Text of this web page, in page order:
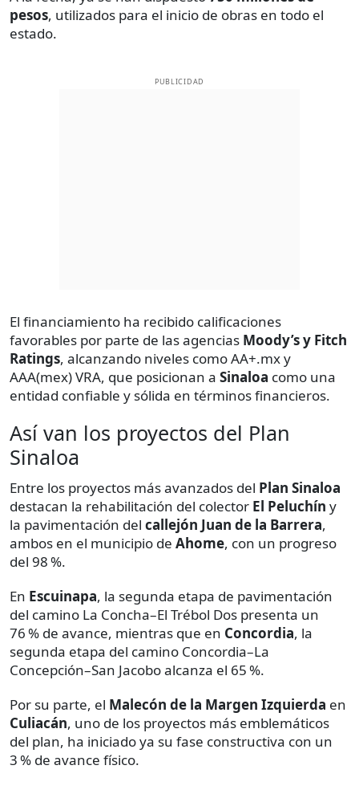
pesos, utilizados para el inicio de obras en todo el
estado.
PUBLICIDAD
El financiamiento ha recibido calificaciones
favorables por parte de las agencias Moody’s y Fitch
Ratings, alcanzando niveles como AA+.mx y
AAA(mex) VRA, que posicionan a Sinaloa como una
entidad confiable y sólida en términos financieros.
Así van los proyectos del Plan
Sinaloa
Entre los proyectos más avanzados del Plan Sinaloa
destacan la rehabilitación del colector El Peluchín y
la pavimentación del callejón Juan de la Barrera,
ambos en el municipio de Ahome, con un progreso
del 98 %.
En Escuinapa, la segunda etapa de pavimentación
del camino La Concha–El Trébol Dos presenta un
76 % de avance, mientras que en Concordia, la
segunda etapa del camino Concordia–La
Concepción–San Jacobo alcanza el 65 %.
Por su parte, el Malecón de la Margen Izquierda en
Culiacán, uno de los proyectos más emblemáticos
del plan, ha iniciado ya su fase constructiva con un
3 % de avance físico.